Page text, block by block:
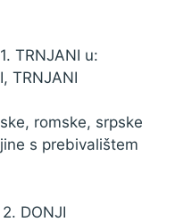
TRNJANI u:
TRNJANI
romske, srpske
s prebivalištem
DONJI